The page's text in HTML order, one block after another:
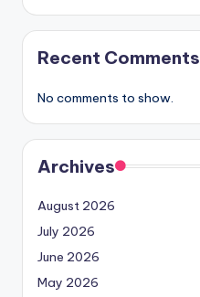
Recent Comments
No comments to show.
Archives
August 2026
July 2026
June 2026
May 2026